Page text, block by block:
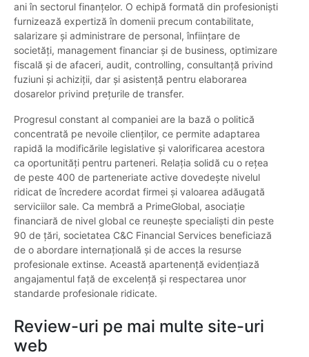
ani în sectorul finanțelor. O echipă formată din profesioniști
furnizează expertiză în domenii precum contabilitate,
salarizare și administrare de personal, înființare de
societăți, management financiar și de business, optimizare
fiscală și de afaceri, audit, controlling, consultanță privind
fuziuni și achiziții, dar și asistență pentru elaborarea
dosarelor privind prețurile de transfer.
Progresul constant al companiei are la bază o politică
concentrată pe nevoile clienților, ce permite adaptarea
rapidă la modificările legislative și valorificarea acestora
ca oportunități pentru parteneri. Relația solidă cu o rețea
de peste 400 de parteneriate active dovedește nivelul
ridicat de încredere acordat firmei și valoarea adăugată
serviciilor sale. Ca membră a PrimeGlobal, asociație
financiară de nivel global ce reunește specialiști din peste
90 de țări, societatea C&C Financial Services beneficiază
de o abordare internațională și de acces la resurse
profesionale extinse. Această apartenență evidențiază
angajamentul față de excelență și respectarea unor
standarde profesionale ridicate.
Review-uri pe mai multe site-uri
web